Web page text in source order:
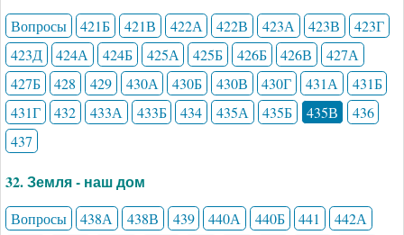
Вопросы 421Б 421В 422А 422В 423А 423В
423Г
423Д
424А 424Б 425А 425Б 426Б 426В
427А
427Б
428 429 430А 430Б 430В 430Г 431А
431Б
431Г
432 433А 433Б 434 435А 435Б 435В
436
437
32. Земля - наш дом
Вопросы 438А 438В 439 440А 440Б 441
442А